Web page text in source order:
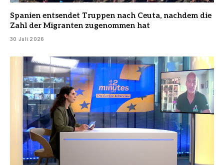
Spanien entsendet Truppen nach Ceuta, nachdem die
Zahl der Migranten zugenommen hat
30 Juli 2026